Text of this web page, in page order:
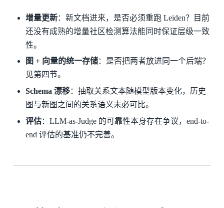
增量更新：新文档进来，是否必须重跑 Leiden？目前
还没有成熟的增量社区检测算法能同时保证层级一致
性。
图 + 向量的统一存储：是否把两者放进同一个后端？
见第四节。
Schema 漂移：抽取关系文本随模型版本变化，历史
图与新图之间的关系语义未必可比。
评估：LLM-as-Judge 的可靠性本身存在争议，end-to-
end 评估的基准仍不完善。